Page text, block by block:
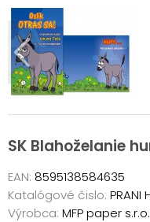
SK Blahoželanie
EAN: 8595138584635
Katalógové čislo: PRANI
Výrobca: MFP paper s.r.o.